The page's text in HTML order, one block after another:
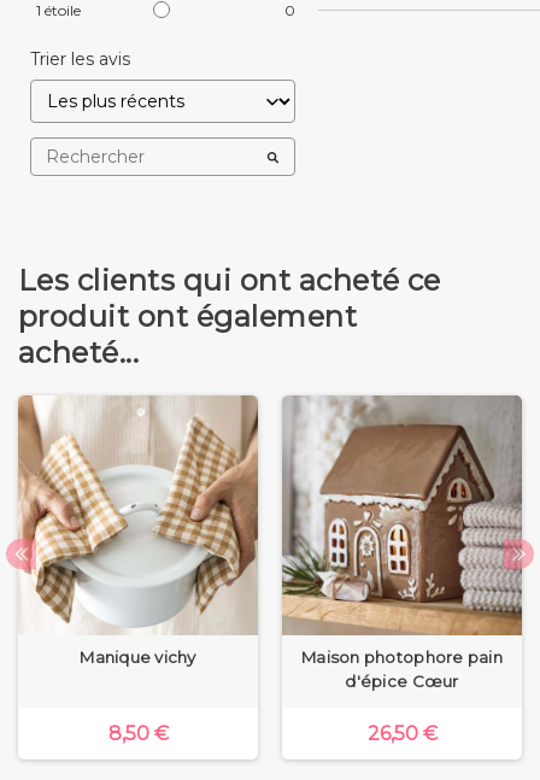
1 étoile 0
Trier les avis
Les clients qui ont acheté ce
produit ont également
acheté...
Manique vichy
8,50 €
Maison photophore pain
d'épice Cœur
26,50 €